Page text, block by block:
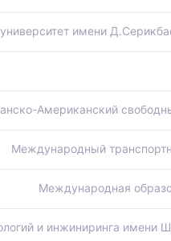
имени
Американский
Международный
Международная
и инжиниринга имени